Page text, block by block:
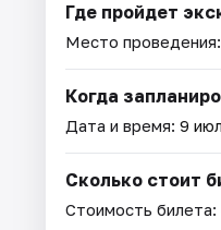
Где пройдет
Место проведения:
Когда
Дата и время: 9
Сколько стоит
Стоимость билета: